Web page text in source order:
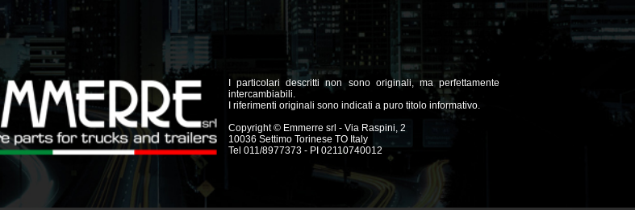
I particolari descritti non sono originali, ma perfettamente
intercambiabili.
I riferimenti originali sono indicati a puro titolo informativo.
Copyright © Emmerre srl - Via Raspini, 2
10036 Settimo Torinese TO Italy
Tel 011/8977373 - PI 02110740012